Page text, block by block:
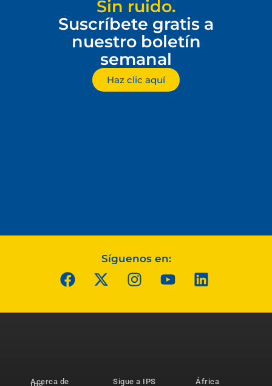
Sin ruido.
Suscríbete gratis a
nuestro boletín
semanal
Haz clic aquí
Síguenos en:
Acerca de
Sigue a IPS
África